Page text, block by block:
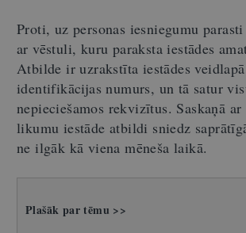
Proti, uz personas iesniegumu
ar vēstuli, kuru paraksta iestādes
Atbilde ir uzrakstīta iestādes
identifikācijas numurs, un tā satur
nepieciešamos rekvizītus. Saskaņā
likumu iestāde atbildi sniedz
ne ilgāk kā viena mēneša laikā.
Plašāk par tēmu >>